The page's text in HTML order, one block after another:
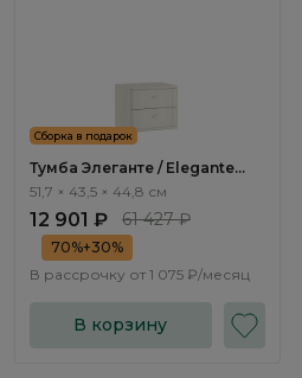
Сборка в подарок
Тумба Элеганте / Elegante
LE5501.1
51,7 × 43,5 × 44,8 см
12 901 ₽ 61 427 ₽
70%+30%
В рассрочку от 1 075 ₽/месяц
В корзину